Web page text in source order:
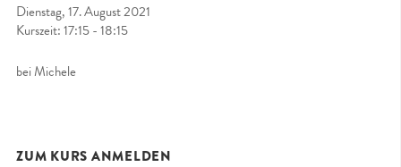
Dienstag, 17. August 2021
Kurszeit: 17:15 - 18:15
bei Michele
ZUM KURS ANMELDEN